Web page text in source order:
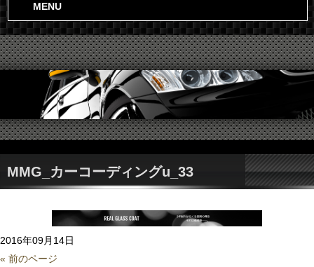
MENU
MMG_カーコーディングu_33
2016年09月14日
« 前のページ